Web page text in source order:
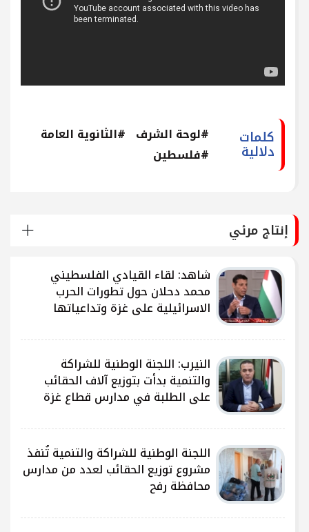
كلمات
دلالية
#لوحة الشرف #الثانوية العامة
#فلسطين
إنتاج مرئي
شاهد: لقاء القيادي الفلسطيني
محمد دحلان حول تطورات الحرب
الاسرائيلية على غزة وتداعياتها
النيرب: اللجنة الوطنية للشراكة
والتنمية بدأت بتوزيع آلاف الحقائب
على الطلبة في مدارس قطاع غزة
اللجنة الوطنية للشراكة والتنمية تُنفذ
مشروع توزيع الحقائب لعدد من مدارس
محافظة رفح